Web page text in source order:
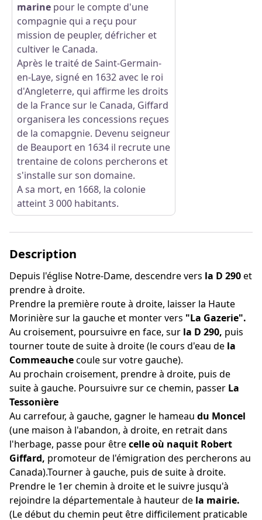
marine pour le compte d'une
compagnie qui a reçu pour
mission de peupler, défricher et
cultiver le Canada.
Après le traité de Saint-Germain-
en-Laye, signé en 1632 avec le roi
d'Angleterre, qui affirme les droits
de la France sur le Canada, Giffard
organisera les concessions reçues
de la comapgnie. Devenu seigneur
de Beauport en 1634 il recrute une
trentaine de colons percherons et
s'installe sur son domaine.
A sa mort, en 1668, la colonie
atteint 3 000 habitants.
Description
Depuis l'église Notre-Dame, descendre vers la D 290et
prendre à droite.
Prendre la première route à droite, laisser la Haute
Morinière sur la gauche et monter vers "La Gazerie".
Au croisement, poursuivre en face, sur la D 290, puis
tourner toute de suite à droite (le cours d'eau de la
Commeauchecoule sur votre gauche).
Au prochain croisement, prendre à droite, puis de
suite à gauche. Poursuivre sur ce chemin, passer La
Tessonière
Au carrefour, à gauche, gagner le hameau du Moncel
(une maison à l'abandon, à droite, en retrait dans
l'herbage, passe pour êtrecelle où naquit Robert
Giffard, promoteur de l'émigration des percherons au
Canada).Tourner à gauche, puis de suite à droite.
Prendre le 1er chemin à droite et le suivre jusqu'à
rejoindre la départementale à hauteur de la mairie.
(Le début du chemin peut être difficilement praticable